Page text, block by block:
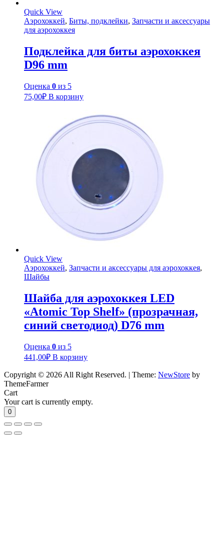
Quick View
Аэрохоккей, Биты, подклейки, Запчасти и аксессуары
для аэрохоккея
Подклейка для биты аэрохоккея
D96 mm
Оценка 0 из 5
75,00₽ В корзину
Quick View
Аэрохоккей, Запчасти и аксессуары для аэрохоккея,
Шайбы
Шайба для аэрохоккея LED
«Atomic Top Shelf» (прозрачная,
синий светодиод) D76 mm
Оценка 0 из 5
441,00₽ В корзину
Copyright © 2026 All Right Reserved. | Theme: NewStore by
ThemeFarmer
Cart
Your cart is currently empty.
0